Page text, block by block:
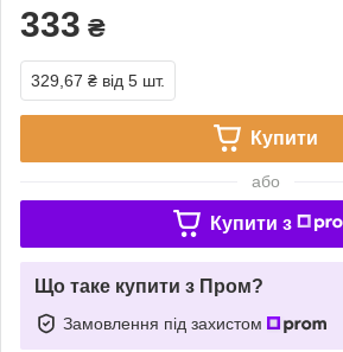
333 ₴
329,67 ₴ від 5 шт.
Купити
або
Купити з
Що таке купити з Пром?
Замовлення під захистом